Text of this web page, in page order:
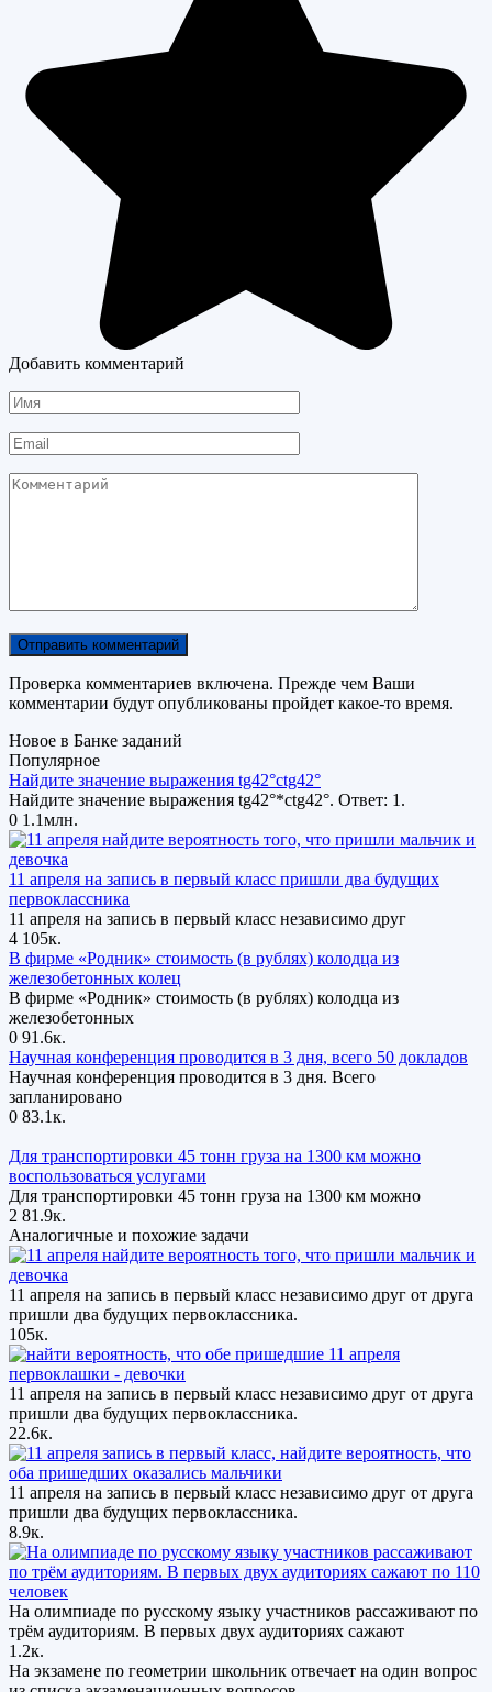
Добавить комментарий
Имя
Email
Комментарий
Проверка комментариев включена. Прежде чем Ваши
комментарии будут опубликованы пройдет какое-то время.
Новое в Банке заданий
Популярное
Найдите значение выражения tg42°ctg42°
Найдите значение выражения tg42°*ctg42°. Ответ: 1.
0 1.1млн.
11 апреля на запись в первый класс пришли два будущих
первоклассника
11 апреля на запись в первый класс независимо друг
4 105к.
В фирме «Родник» стоимость (в рублях) колодца из
железобетонных колец
В фирме «Родник» стоимость (в рублях) колодца из
железобетонных
0 91.6к.
Научная конференция проводится в 3 дня, всего 50 докладов
Научная конференция проводится в 3 дня. Всего
запланировано
0 83.1к.
Для транспортировки 45 тонн груза на 1300 км можно
воспользоваться услугами
Для транспортировки 45 тонн груза на 1300 км можно
2 81.9к.
Аналогичные и похожие задачи
11 апреля на запись в первый класс независимо друг от друга
пришли два будущих первоклассника.
105к.
11 апреля на запись в первый класс независимо друг от друга
пришли два будущих первоклассника.
22.6к.
11 апреля на запись в первый класс независимо друг от друга
пришли два будущих первоклассника.
8.9к.
На олимпиаде по русскому языку участников рассаживают по
трём аудиториям. В первых двух аудиториях сажают
1.2к.
На экзамене по геометрии школьник отвечает на один вопрос